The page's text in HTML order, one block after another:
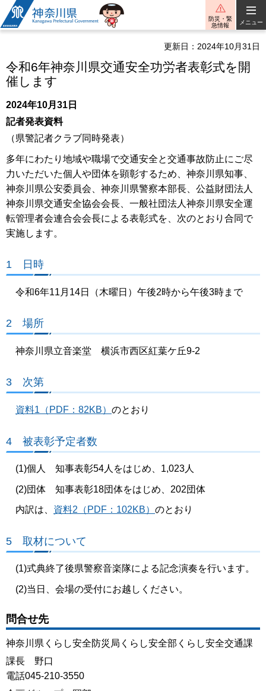
神奈川県
防災・緊
急情報
メニュー
更新日：2024年10月31日
令和6年神奈川県交通安全功労者表彰式を開
催します
2024年10月31日
記者発表資料
（県警記者クラブ同時発表）
多年にわたり地域や職場で交通安全と交通事故防止にご尽
力いただいた個人や団体を顕彰するため、神奈川県知事、
神奈川県公安委員会、神奈川県警察本部長、公益財団法人
神奈川県交通安全協会会長、一般社団法人神奈川県安全運
転管理者会連合会会長による表彰式を、次のとおり合同で
実施します。
1 日時
令和6年11月14日（木曜日）午後2時から午後3時まで
2 場所
神奈川県立音楽堂 横浜市西区紅葉ケ丘9-2
3 次第
資料1（PDF：82KB） のとおり
4 被表彰予定者数
(1)個人 知事表彰54人をはじめ、1,023人
(2)団体 知事表彰18団体をはじめ、202団体
内訳は、 資料2（PDF：102KB） のとおり
5 取材について
(1)式典終了後県警察音楽隊による記念演奏を行います。
(2)当日、会場の受付にお越しください。
問合せ先
神奈川県くらし安全防災局くらし安全部くらし安全交通課
課長 野口
電話045-210-3550